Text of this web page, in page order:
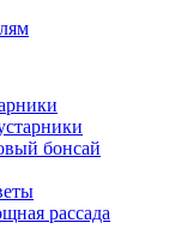
бонсай
рассада